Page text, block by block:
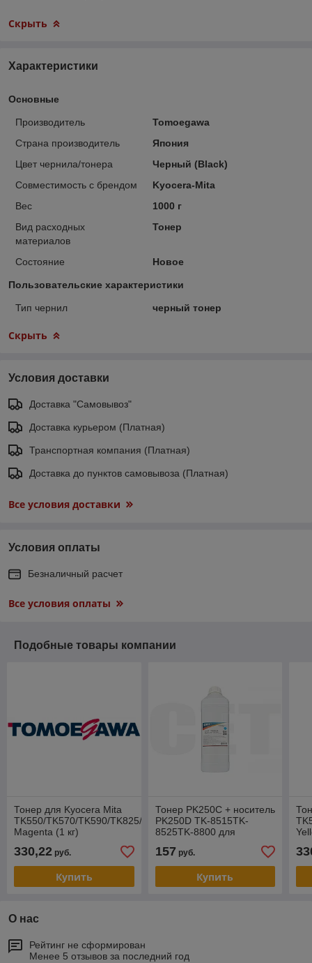
Скрыть
Характеристики
Основные
Производитель
Tomoegawa
Страна производитель
Япония
Цвет чернила/тонера
Черный (Black)
Совместимость с брендом
Kyocera-Mita
Вес
1000 г
Вид расходных
материалов
Тонер
Состояние Новое
Пользовательские характеристики
Тип чернил черный тонер
Скрыть
Условия доставки
Доставка "Самовывоз"
Доставка курьером (Платная)
Транспортная компания (Платная)
Доставка до пунктов самовывоза (Платная)
Все условия доставки
Условия оплаты
Безналичный расчет
Все условия оплаты
Подобные товары компании
Тонер для Kyocera Mita
TK550/TK570/TK590/TK825/TK8305/TK8505
Magenta (1 кг)
330,22 руб.
Купить
Тонер PK250C + носитель
PK250D TK-8515TK-
8525TK-8800 для
3552ci5052ci (CET) Cyan,
465г
157 руб.
Купить
О нас
Рейтинг не сформирован
Менее 5 отзывов за последний год